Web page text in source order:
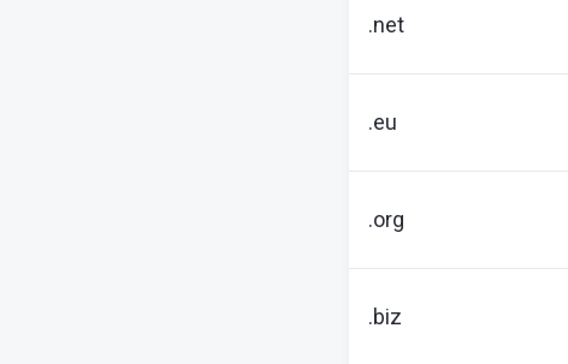
.net
.eu
.org
.biz